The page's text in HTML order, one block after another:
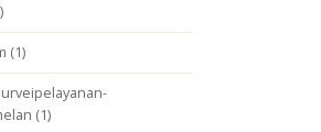
(1)
(1)